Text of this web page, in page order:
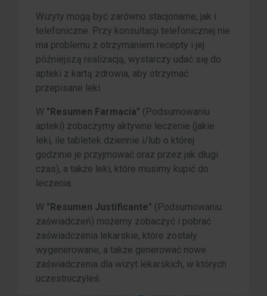
Wizyty mogą być zarówno stacjonarne, jak i
telefoniczne. Przy konsultacji telefonicznej nie
ma problemu z otrzymaniem recepty i jej
późniejszą realizacją, wystarczy udać się do
apteki z kartą zdrowia, aby otrzymać
przepisane leki.
W "Resumen Farmacia" (Podsumowaniu
apteki) zobaczymy aktywne leczenie (jakie
leki, ile tabletek dziennie i/lub o której
godzinie je przyjmować oraz przez jak długi
czas), a także leki, które musimy kupić do
leczenia.
W "Resumen Justificante" (Podsumowaniu
zaświadczeń) możemy zobaczyć i pobrać
zaświadczenia lekarskie, które zostały
wygenerowane, a także generować nowe
zaświadczenia dla wizyt lekarskich, w których
uczestniczyłeś.